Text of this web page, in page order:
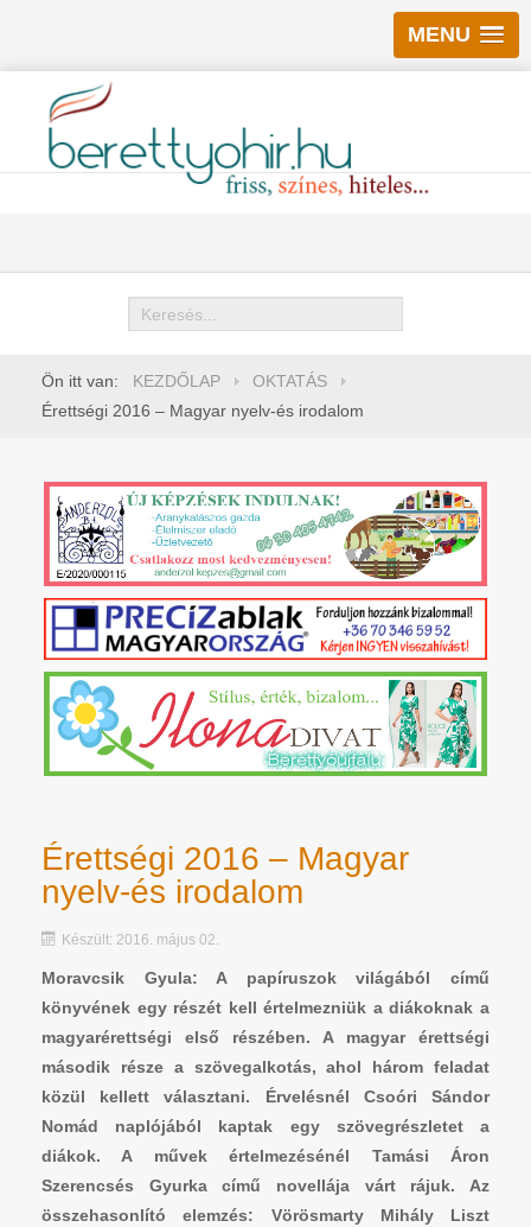
MENU
Keresés
Ön itt van: KEZDŐLAP
OKTATÁS
Érettségi 2016 – Magyar nyelv-és irodalom
Érettségi 2016 – Magyar
nyelv-és irodalom
Készült: 2016. május 02.
Moravcsik Gyula: A papíruszok világából című
könyvének egy részét kell értelmezniük a diákoknak a
magyarérettségi első részében. A magyar érettségi
második része a szövegalkotás, ahol három feladat
közül kellett választani. Érvelésnél Csoóri Sándor
Nomád naplójából kaptak egy szövegrészletet a
diákok. A művek értelmezésénél Tamási Áron
Szerencsés Gyurka című novellája várt rájuk. Az
összehasonlító elemzés: Vörösmarty Mihály Liszt